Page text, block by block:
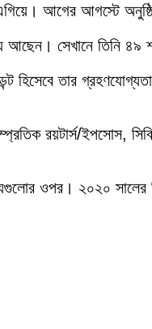
আগের আগস্টে
আছেন। সেখানে তিনি
হিসেবে তার
রয়টার্স/ইপসোস,
ওপর। ২০২০ সালের